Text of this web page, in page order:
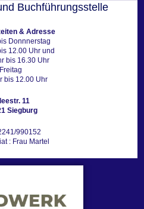
Buchführungsstelle
& Adresse
Donnnerstag
12.00 Uhr und
bis 16.30 Uhr
Freitag
bis 12.00 Uhr
11
Siegburg
990152
: Frau Martel